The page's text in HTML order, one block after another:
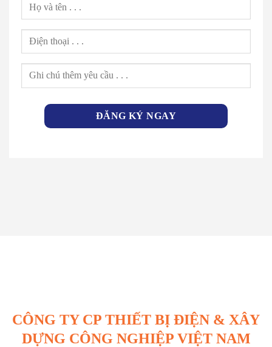
CÔNG TY CP THIẾT BỊ ĐIỆN & XÂY
DỰNG CÔNG NGHIỆP VIỆT NAM